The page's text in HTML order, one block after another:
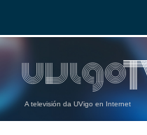
A televisión da UVigo en Internet